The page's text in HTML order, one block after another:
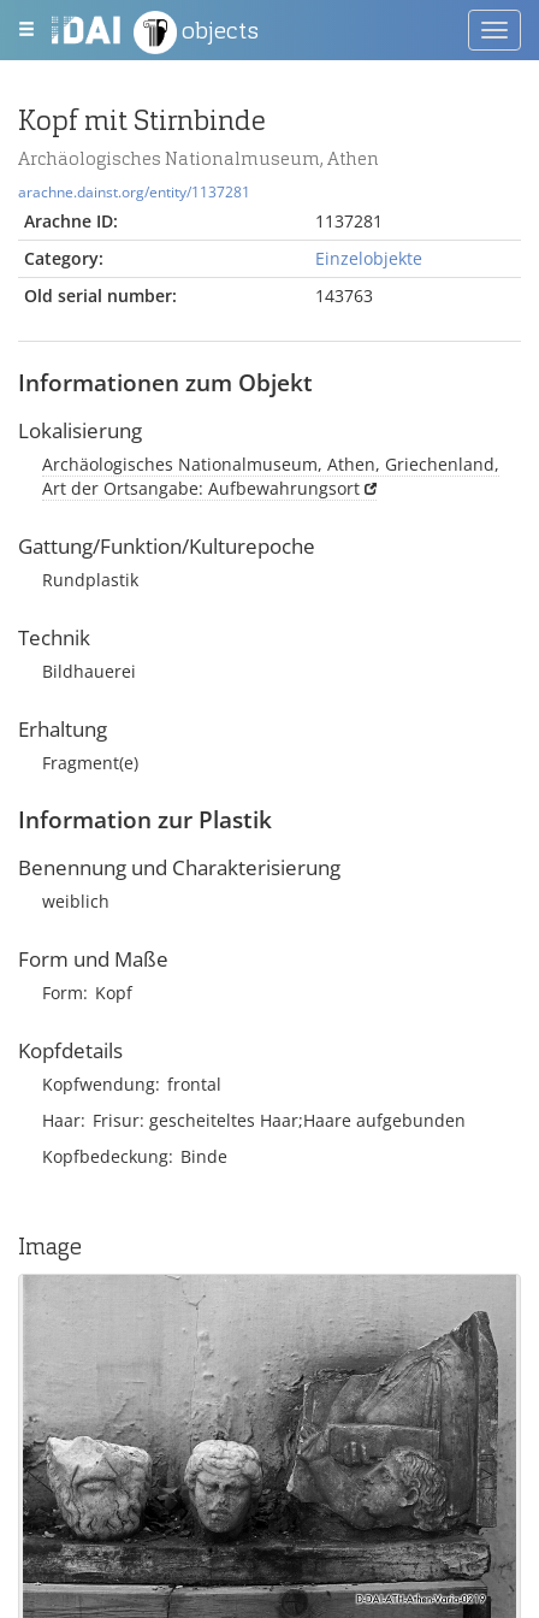
objects
Kopf mit Stirnbinde
Archäologisches Nationalmuseum, Athen
arachne.dainst.org/entity/1137281
Arachne ID:
1137281
Category:
Einzelobjekte
Old serial number:
143763
Informationen zum Objekt
Lokalisierung
Archäologisches Nationalmuseum, Athen, Griechenland,
Art der Ortsangabe: Aufbewahrungsort
Gattung/Funktion/Kulturepoche
Rundplastik
Technik
Bildhauerei
Erhaltung
Fragment(e)
Information zur Plastik
Benennung und Charakterisierung
weiblich
Form und Maße
Form Kopf
Kopfdetails
Kopfwendung frontal
Haar Frisur gescheiteltes Haar;Haare aufgebunden
Kopfbedeckung Binde
Image